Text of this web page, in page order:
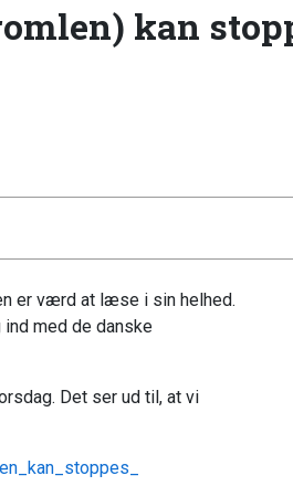
kan
er værd at læse i sin helhed.
med de danske
Det ser ud til, at vi